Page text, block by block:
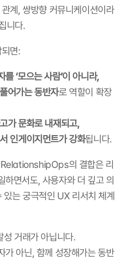
계, 쌍방향 커뮤니케이션이라
니다.
면:
‘모으는 사람’이 아니라,
어가는 동반자로 역할이 확장
가 문화로 내재되고,
인게이지먼트가 강화됩니다.
의 결합은 리
하면서도, 사용자와 더 깊고 의
있는 궁극적인 UX 리서치 체계
거래가 아닙니다.
가 아닌, 함께 성장해가는 동반